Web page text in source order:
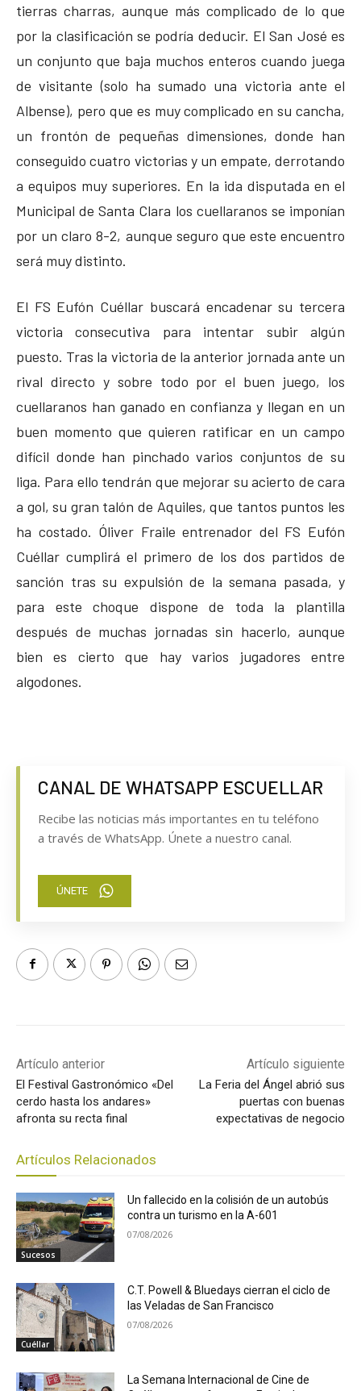
tierras charras, aunque más complicado de lo que
por la clasificación se podría deducir. El San José es
un conjunto que baja muchos enteros cuando juega
de visitante (solo ha sumado una victoria ante el
Albense), pero que es muy complicado en su cancha,
un frontón de pequeñas dimensiones, donde han
conseguido cuatro victorias y un empate, derrotando
a equipos muy superiores. En la ida disputada en el
Municipal de Santa Clara los cuellaranos se imponían
por un claro 8-2, aunque seguro que este encuentro
será muy distinto.
El FS Eufón Cuéllar buscará encadenar su tercera
victoria consecutiva para intentar subir algún
puesto. Tras la victoria de la anterior jornada ante un
rival directo y sobre todo por el buen juego, los
cuellaranos han ganado en confianza y llegan en un
buen momento que quieren ratificar en un campo
difícil donde han pinchado varios conjuntos de su
liga. Para ello tendrán que mejorar su acierto de cara
a gol, su gran talón de Aquiles, que tantos puntos les
ha costado. Óliver Fraile entrenador del FS Eufón
Cuéllar cumplirá el primero de los dos partidos de
sanción tras su expulsión de la semana pasada, y
para este choque dispone de toda la plantilla
después de muchas jornadas sin hacerlo, aunque
bien es cierto que hay varios jugadores entre
algodones.
CANAL DE WHATSAPP ESCUELLAR
Recibe las noticias más importantes en tu teléfono
a través de WhatsApp. Únete a nuestro canal.
ÚNETE
Artículo anterior
El Festival Gastronómico «Del
cerdo hasta los andares»
afronta su recta final
Artículo siguiente
La Feria del Ángel abrió sus
puertas con buenas
expectativas de negocio
Artículos Relacionados
Sucesos
Un fallecido en la colisión de un autobús
contra un turismo en la A-601
07/08/2026
Cuéllar
C.T. Powell & Bluedays cierran el ciclo de
las Veladas de San Francisco
07/08/2026
La Semana Internacional de Cine de